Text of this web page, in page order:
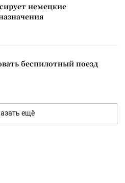
немецкие
беспилотный поезд
ещё